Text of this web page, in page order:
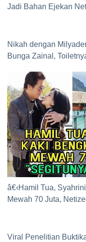
Jadi Bahan Ejekan
Nikah dengan
Bunga Zainal,
â€‹Hamil Tua,
Mewah 70 Juta,
Viral Penelitian